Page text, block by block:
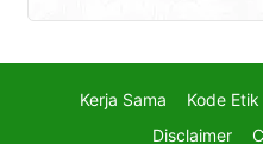
Kerja Sama Kode Etik
Disclaimer